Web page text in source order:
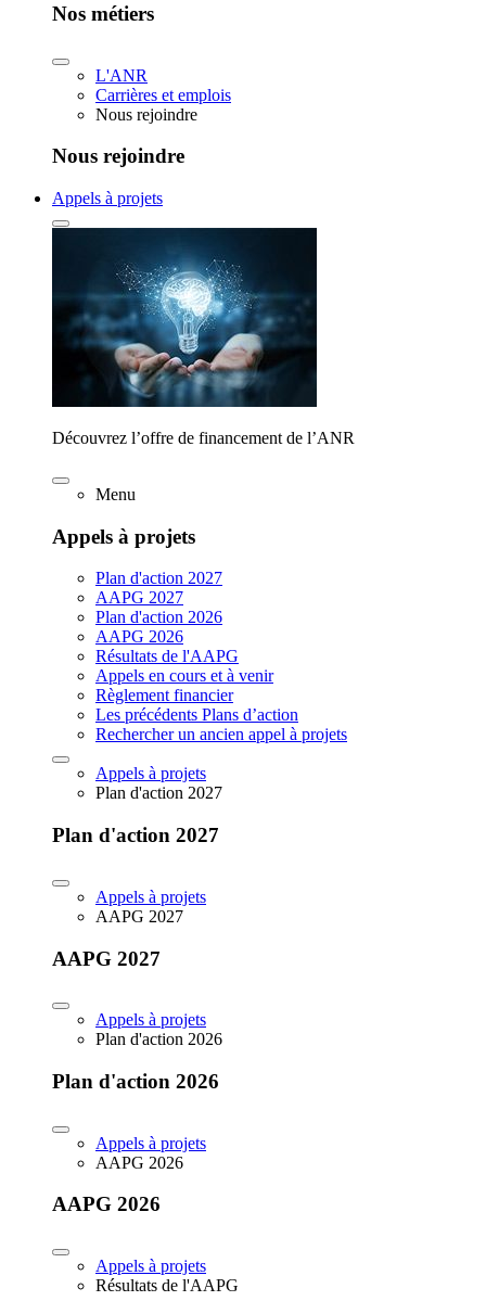
Nos métiers
L'ANR
Carrières et emplois
Nous rejoindre
Nous rejoindre
Appels à projets
Découvrez l’offre de financement de l’ANR
Menu
Appels à projets
Plan d'action 2027
AAPG 2027
Plan d'action 2026
AAPG 2026
Résultats de l'AAPG
Appels en cours et à venir
Règlement financier
Les précédents Plans d’action
Rechercher un ancien appel à projets
Appels à projets
Plan d'action 2027
Plan d'action 2027
Appels à projets
AAPG 2027
AAPG 2027
Appels à projets
Plan d'action 2026
Plan d'action 2026
Appels à projets
AAPG 2026
AAPG 2026
Appels à projets
Résultats de l'AAPG